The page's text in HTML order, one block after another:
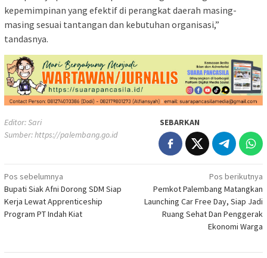
kepemimpinan yang efektif di perangkat daerah masing-
masing sesuai tantangan dan kebutuhan organisasi,”
tandasnya.
Editor: Sari
Sumber:https://palembang.go.id
SEBARKAN
Navigasi
pos
Pos sebelumnya
Bupati Siak Afni Dorong SDM Siap
Kerja Lewat Apprenticeship
Program PT Indah Kiat
Pos berikutnya
Pemkot Palembang Matangkan
Launching Car Free Day, Siap Jadi
Ruang Sehat Dan Penggerak
Ekonomi Warga